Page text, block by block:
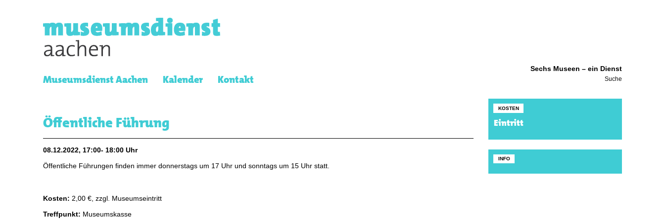
Sechs Museen – ein Dienst
Museumsdienst Aachen Kalender Kontakt Suche
Öffentliche Führung
08.12.2022, 17:00- 18:00 Uhr
Öffentliche Führungen finden immer donnerstags um 17 Uhr und sonntags um 15 Uhr statt.
Kosten: 2,00 €, zzgl. Museumseintritt
Treffpunkt: Museumskasse
KOSTEN
Eintritt
INFO